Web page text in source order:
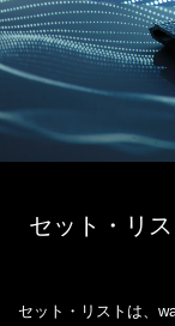
セット・リ
セット・リストは、